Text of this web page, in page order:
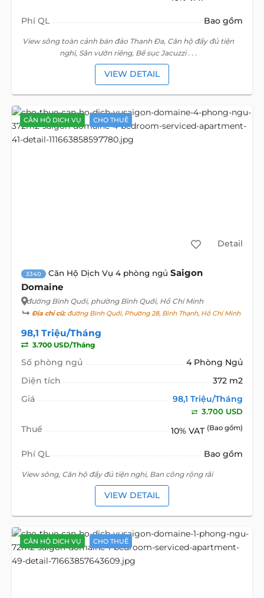
Phí QL Bao gồm
View sông toàn cảnh bán đảo Thanh Đa, Căn hộ đầy đủ tiện
nghi, Sân vườn riêng, Bể sục Jacuzzi . . .
VIEW DETAIL
CĂN HỘ DỊCH VỤ CHO THUÊ
Detail
3340 Căn Hộ Dịch Vụ 4 phòng ngủ Saigon
Domaine
đường Bình Quới, phường Bình Quới, Hồ Chí Minh
Địa chỉ cũ:đường Bình Quới, Phường 28, Bình Thạnh, Hồ Chí Minh
98,1 Triệu/Tháng
3.700 USD/Tháng
Số phòng ngủ
4 Phòng Ngủ
Diện tích
372 m2
Giá
98,1 Triệu/Tháng
3.700 USD
Thuế 10% VAT (Bao gồm)
Phí QL Bao gồm
View sông, Căn hộ đầy đủ tiện nghi, Ban công rộng rãi
VIEW DETAIL
CĂN HỘ DỊCH VỤ CHO THUÊ